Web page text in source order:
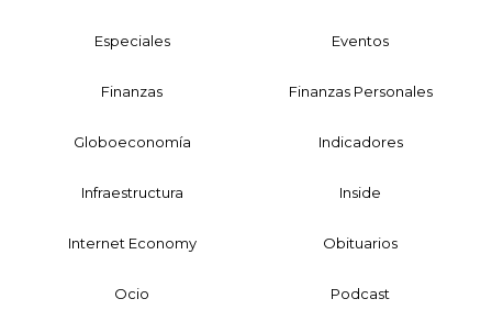
Especiales Eventos
Finanzas Finanzas Personales
Globoeconomía Indicadores
Infraestructura Inside
Internet Economy Obituarios
Ocio Podcast